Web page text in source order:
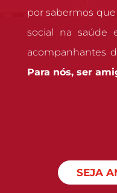
por sabermos
social na saúde
acompanhantes
Para nós, ser
SEJA